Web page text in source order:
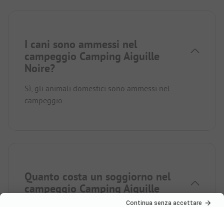
I cani sono ammessi nel
campeggio Camping Aiguille
Noire?
Sì, gli animali domestici sono ammessi nel
campeggio.
Quanto costa un soggiorno nel
campeggio Camping Aiguille